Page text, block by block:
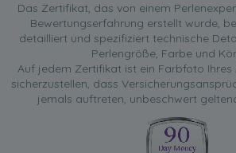
Das Zertifikat, das von einem
Bewertungserfahrung erstellt wurde,
detailliert und spezifiziert technische
Perlengröße, Farbe und
Auf jedem Zertifikat ist ein Farbfoto
sicherzustellen, dass
jemals auftreten, unbeschwert